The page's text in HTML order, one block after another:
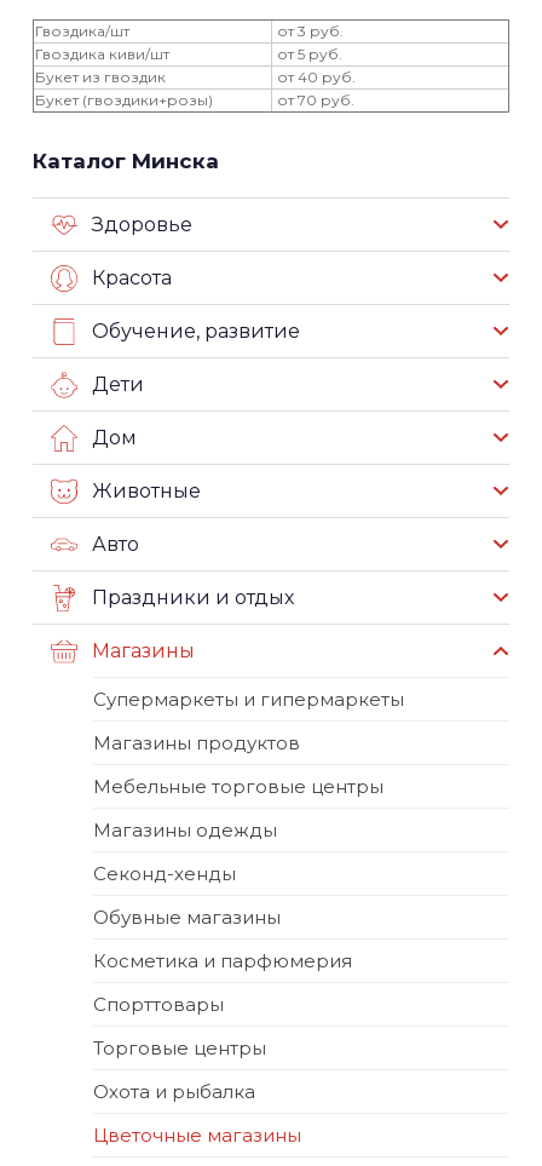
Гвоздика/шт
от 3 руб.
Гвоздика киви/шт
от 5 руб.
Букет из гвоздик
от 40 руб.
Букет (гвоздики+розы)
от 70 руб.
Каталог Минска
Здоровье
Красота
Обучение, развитие
Дети
Дом
Животные
Авто
Праздники и отдых
Магазины
Супермаркеты и гипермаркеты
Магазины продуктов
Мебельные торговые центры
Магазины одежды
Секонд-хенды
Обувные магазины
Косметика и парфюмерия
Спорттовары
Торговые центры
Охота и рыбалка
Цветочные магазины